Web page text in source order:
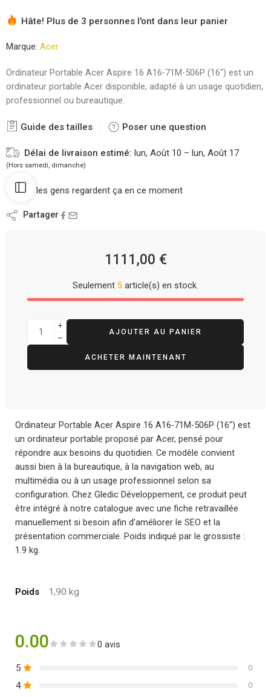
Hâte! Plus de 3 personnes l'ont dans leur panier
Marque: Acer
Ordinateur Portable Acer Aspire 16 A16-71M-506P (16″) est un
ordinateur portable Acer disponible, adapté à un usage quotidien,
professionnel ou bureautique.
Guide des tailles Poser une question
Délai de livraison estimé: lun, Août 10 – lun, Août 17
(Hors samedi, dimanche)
54 les gens regardent ça en ce moment
Partager
1111,00 €
Seulement 5 article(s) en stock.
AJOUTER AU PANIER
ACHETER MAINTENANT
Ordinateur Portable Acer Aspire 16 A16-71M-506P (16″) est
un ordinateur portable proposé par Acer, pensé pour
répondre aux besoins du quotidien. Ce modèle convient
aussi bien à la bureautique, à la navigation web, au
multimédia ou à un usage professionnel selon sa
configuration. Chez Gledic Développement, ce produit peut
être intégré à notre catalogue avec une fiche retravaillée
manuellement si besoin afin d’améliorer le SEO et la
présentation commerciale. Poids indiqué par le grossiste :
1.9 kg.
Poids 1,90 kg
0.00 0 avis
5 0
4 0